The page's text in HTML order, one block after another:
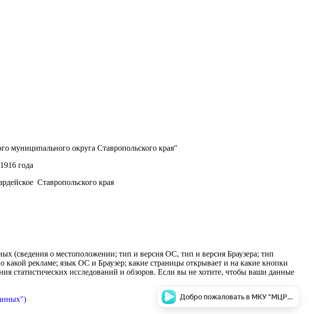
муниципального округа Ставропольского края"
года
Ставропольского края
(сведения о местоположении; тип и версия ОС, тип и версия Браузера; тип
какой рекламе; язык ОС и Браузер; какие страницы открывает и на какие кнопки
статистических исследований и обзоров. Если вы не хотите, чтобы ваши данные
Добро пожаловать в МКУ "МЦРБ" c.Красногвардейское